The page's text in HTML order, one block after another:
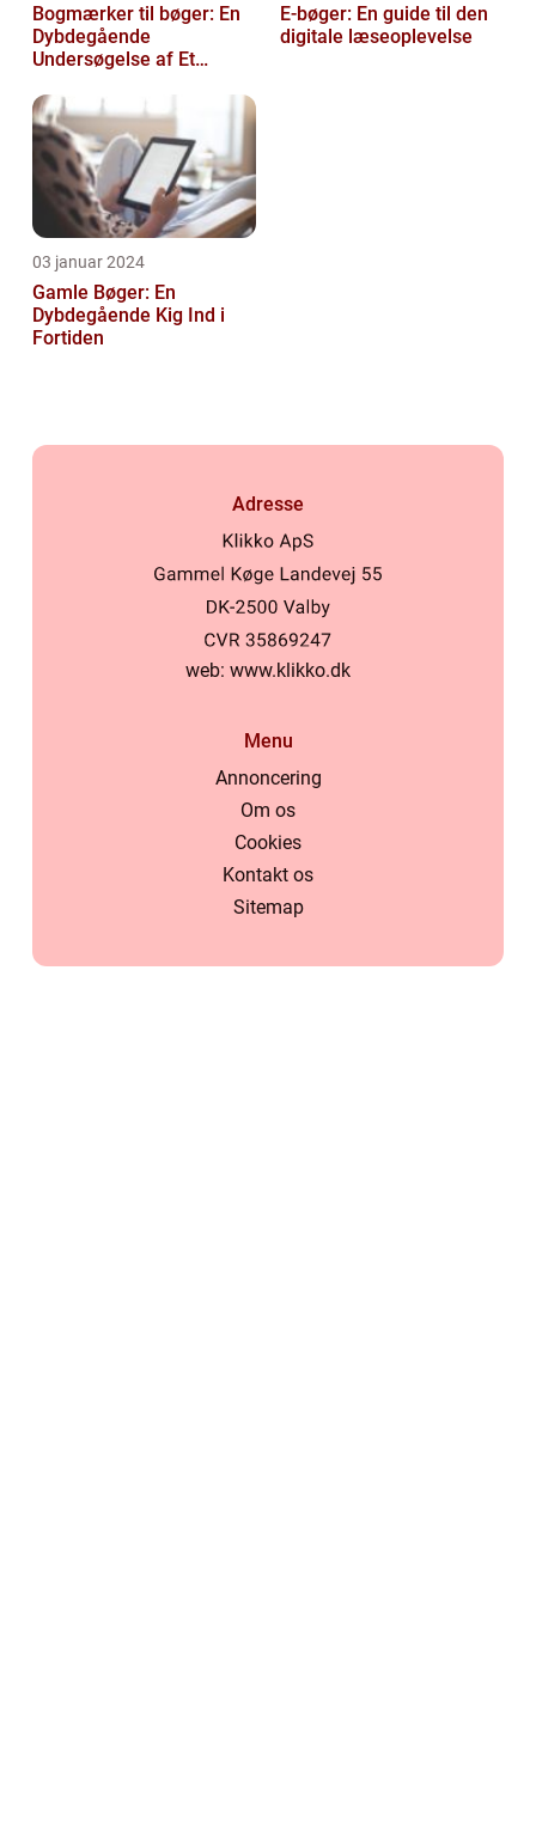
Bogmærker til bøger: En
Dybdegående
Undersøgelse af Et
E-bøger: En guide til den
digitale læseoplevelse
03 januar 2024
Gamle Bøger: En
Dybdegående Kig Ind i
Fortiden
Adresse
web: www.klikko.dk
Menu
Annoncering
Om os
Cookies
Kontakt os
Sitemap